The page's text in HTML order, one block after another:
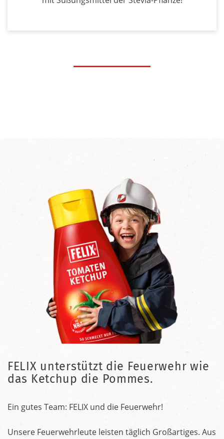
FELIX unterstützt die Feuerwehr wie
das Ketchup die Pommes.
Ein gutes Team: FELIX und die Feuerwehr!
Unsere Feuerwehrleute leisten täglich Großartiges. Aus